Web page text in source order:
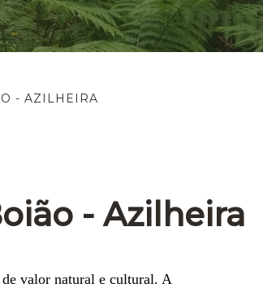
- AZILHEIRA
- Azilheira
valor natural e cultural. A